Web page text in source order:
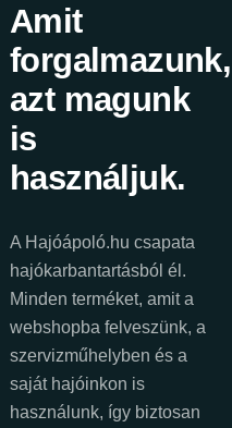
Amit
forgalmazunk,
azt magunk
is
használjuk.
A Hajóápoló.hu csapata
hajókarbantartásból él.
Minden terméket, amit a
webshopba felveszünk, a
szervizműhelyben és a
saját hajóinkon is
használunk, így biztosan